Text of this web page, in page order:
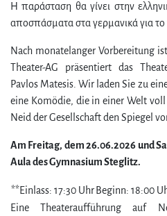
Η παράσταση θα γίνει στην
αποσπάσματα στα γερμανικά για
Nach monatelanger Vorbereitung
Theater-AG präsentiert das
Pavlos Matesis. Wir laden Sie zu
eine Komödie, die in einer Welt
Neid der Gesellschaft den Spiegel
Am Freitag, dem 26.06.2026 und
Aula des Gymnasium Steglitz.
**Einlass: 17:30 Uhr Beginn: 18:00
Eine Theateraufführung auf